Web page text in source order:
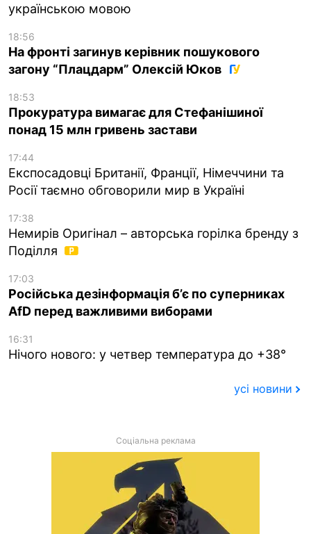
українською мовою
18:56
На фронті загинув керівник пошукового
загону “Плацдарм” Олексій Юков
18:53
Прокуратура вимагає для Стефанішиної
понад 15 млн гривень застави
17:44
Експосадовці Британії, Франції, Німеччини та
Росії таємно обговорили мир в Україні
17:38
Немирів Оригінал – авторська горілка бренду з
Поділля
17:03
Російська дезінформація б’є по суперниках
AfD перед важливими виборами
16:31
Нічого нового: у четвер температура до +38°
усі новини
Соціальна реклама